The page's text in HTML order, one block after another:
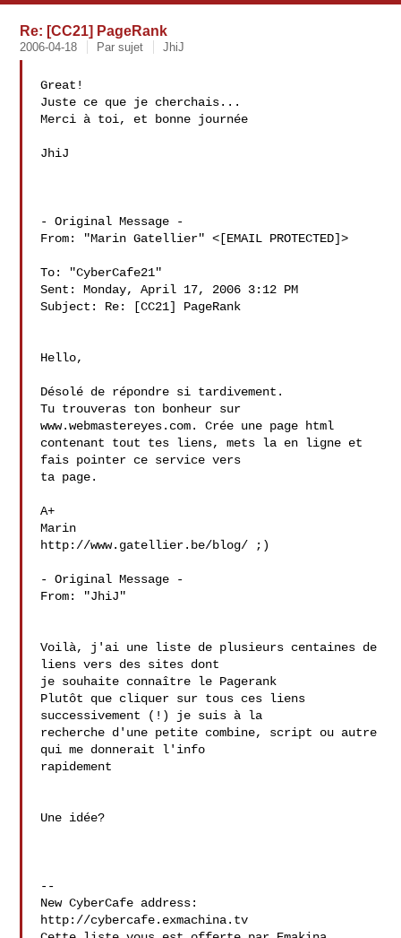
Re: [CC21] PageRank
2006-04-18 Par sujet JhiJ
Great!
Juste ce que je cherchais...
Merci à toi, et bonne journée
JhiJ
- Original Message -
From: "Marin Gatellier" <[EMAIL PROTECTED]>
To: "CyberCafe21"
Sent: Monday, April 17, 2006 3:12 PM
Subject: Re: [CC21] PageRank
Hello,
Désolé de répondre si tardivement.
Tu trouveras ton bonheur sur
www.webmastereyes.com. Crée une page html
contenant tout tes liens, mets la en ligne et
fais pointer ce service vers
ta page.
A+
Marin
http://www.gatellier.be/blog/ ;)
- Original Message -
From: "JhiJ"
Voilà, j'ai une liste de plusieurs centaines de
liens vers des sites dont
je souhaite connaître le Pagerank
Plutôt que cliquer sur tous ces liens
successivement (!) je suis à la
recherche d'une petite combine, script ou autre
qui me donnerait l'info
rapidement
Une idée?
--
New CyberCafe address:
http://cybercafe.exmachina.tv